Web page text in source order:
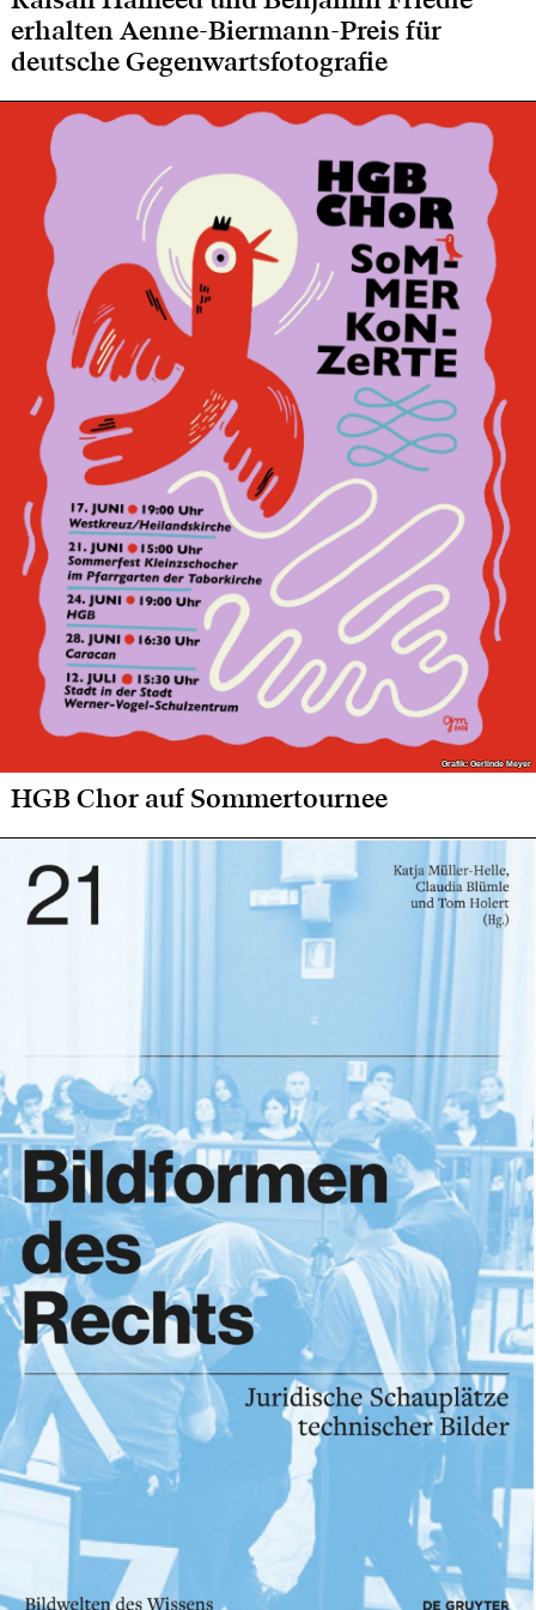
erhalten Aenne-Biermann-Preis für
deutsche Gegenwartsfotografie
Grafik: Gerlinde Meyer
Grafik: Gerlinde Meyer
HGB Chor auf Sommertournee